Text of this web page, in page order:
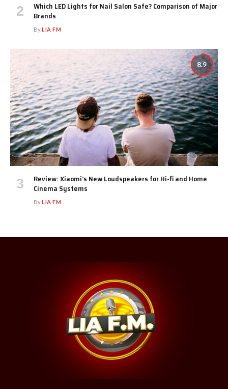
Which LED Lights for Nail Salon Safe? Comparison of Major
Brands
ByLIA FM
8.9
Review: Xiaomi’s New Loudspeakers for Hi-fi and Home
Cinema Systems
ByLIA FM